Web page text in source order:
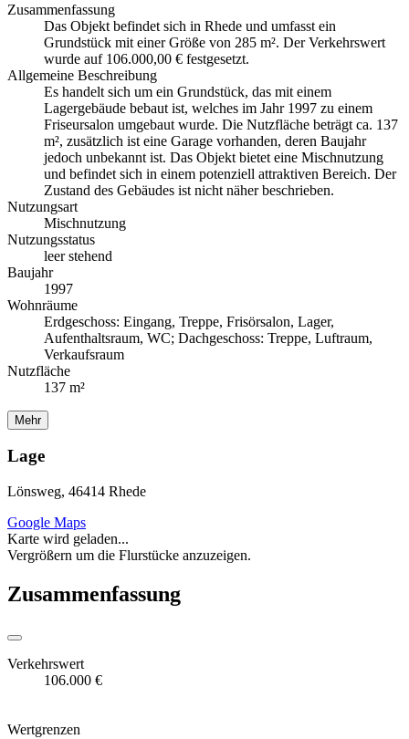
Zusammenfassung
Das Objekt befindet sich in Rhede und umfasst ein
Grundstück mit einer Größe von 285 m². Der Verkehrswert
wurde auf 106.000,00 € festgesetzt.
Allgemeine Beschreibung
Es handelt sich um ein Grundstück, das mit einem
Lagergebäude bebaut ist, welches im Jahr 1997 zu einem
Friseursalon umgebaut wurde. Die Nutzfläche beträgt ca. 137
m², zusätzlich ist eine Garage vorhanden, deren Baujahr
jedoch unbekannt ist. Das Objekt bietet eine Mischnutzung
und befindet sich in einem potenziell attraktiven Bereich. Der
Zustand des Gebäudes ist nicht näher beschrieben.
Nutzungsart
Mischnutzung
Nutzungsstatus
leer stehend
Baujahr
1997
Wohnräume
Erdgeschoss: Eingang, Treppe, Frisörsalon, Lager,
Aufenthaltsraum, WC; Dachgeschoss: Treppe, Luftraum,
Verkaufsraum
Nutzfläche
137 m²
Mehr
Lage
Lönsweg, 46414 Rhede
Google Maps
Karte wird geladen...
Vergrößern um die Flurstücke anzuzeigen.
Zusammenfassung
Verkehrswert
106.000 €
Wertgrenzen